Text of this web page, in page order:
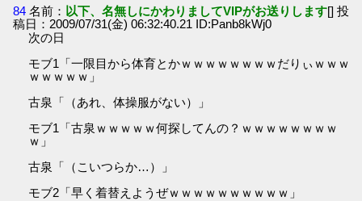
84 名前： 以下、名無しにかわりましてVIPがお送りします[] 投
稿日：2009/07/31(金) 06:32:40.21 ID:Panb8kWj0
次の日
モブ1「一限目から体育とかｗｗｗｗｗｗｗｗだりぃｗｗｗ
ｗｗｗｗｗ」
古泉「（あれ、体操服がない）」
モブ1「古泉ｗｗｗｗｗ何探してんの？ｗｗｗｗｗｗｗｗ
ｗ」
古泉「（こいつらか…）」
モブ2「早く着替えようぜｗｗｗｗｗｗｗｗｗｗ」